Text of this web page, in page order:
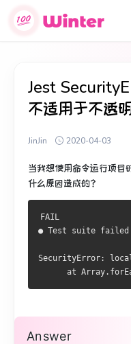
Jest
不适用于不透
JinJin 2020-04-03
当我想使用命令运行项目
什么原因造成的？
FAIL
● Test suite
SecurityError:
at
Answer